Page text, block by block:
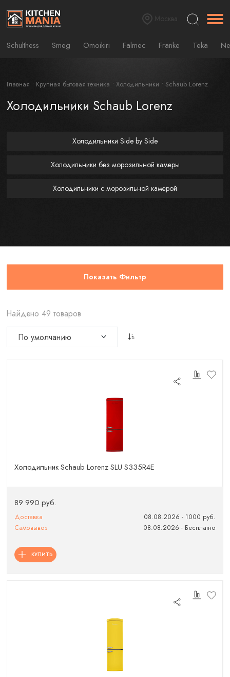
Москва
Schulthess Smeg Omoikiri Falmec Franke Teka
Главная Крупная бытовая техника Холодильники Schaub Lorenz
Холодильники Schaub Lorenz
Холодильники Side by Side
Холодильники без морозильной камеры
Холодильники с морозильной камерой
Показать Фильтр
Найдено 49 товаров
Холодильник Schaub Lorenz SLU S335R4E
89 990 руб.
Доставка
08.08.2026 - 1000 руб.
Самовывоз
08.08.2026 - Бесплатно
КУПИТЬ